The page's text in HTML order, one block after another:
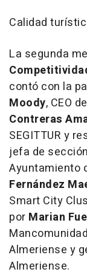
Calidad
La segunda
contó con la
Moody, CEO
Contreras
SEGITTUR y
jefa de
Ayuntamiento
Fernández
Smart City
por Marian
Almeriense y
Almeriense.